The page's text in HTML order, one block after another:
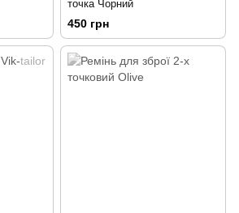
точка Чорний
450 грн